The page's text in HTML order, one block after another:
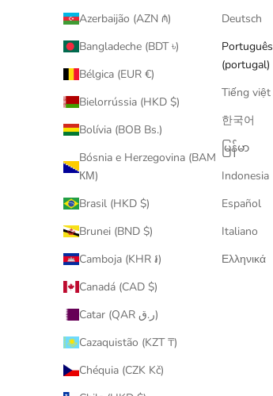
Azerbaijão (AZN ₼)
Bangladeche (BDT ৳)
Bélgica (EUR €)
Bielorrússia (HKD $)
Bolívia (BOB Bs.)
Bósnia e Herzegovina (BAM
КМ)
Brasil (HKD $)
Brunei (BND $)
Camboja (KHR ៛)
Canadá (CAD $)
Catar (QAR ر.ق)
Cazaquistão (KZT ₸)
Chéquia (CZK Kč)
Deutsch
Português
(portugal)
Tiếng việt
한국어
မြန်မာ
Indonesia
Español
Italiano
Ελληνικά
MEDICOM
400％ Be@rbrick カリモク 招き猫 四 笑福
促銷價
$9,980.00